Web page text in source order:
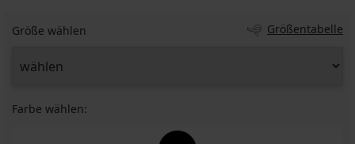
Größe wählen Größentabelle
Farbe wählen: